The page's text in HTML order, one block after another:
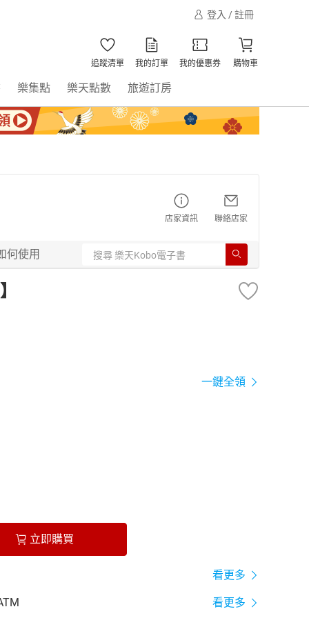
登入 / 註冊
追蹤清單 我的訂單 我的優惠券 購物車
樂集點 樂天點數 旅遊訂房
店家資訊 聯絡店家
何使用
一鍵全領
立即購買
看更多
看更多